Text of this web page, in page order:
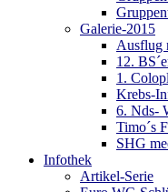
Galerie-2015
Ausflug
12.
1.
Krebs-
6. Nds-
Timo´s
SHG
Infothek
Artikel-Serie